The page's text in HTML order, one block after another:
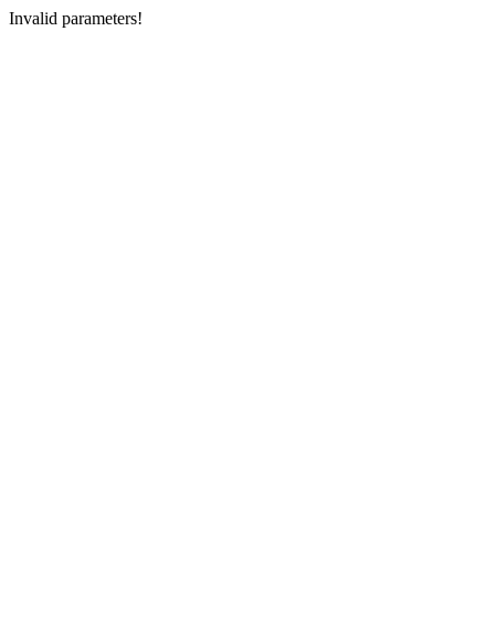
Invalid parameters!